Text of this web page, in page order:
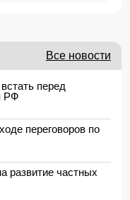
Все новости
перед
РФ
переговоров по
частных